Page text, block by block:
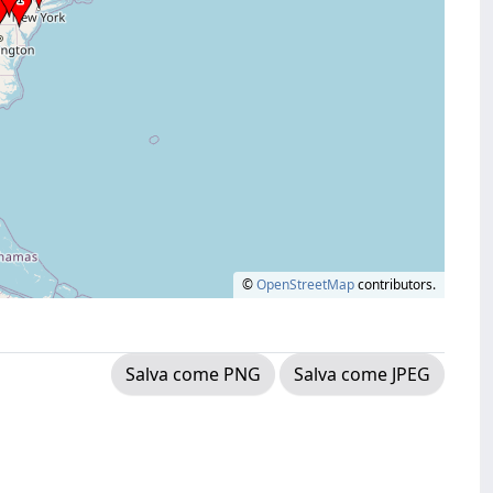
©OpenStreetMapcontributors.
Salva come PNG Salva come JPEG